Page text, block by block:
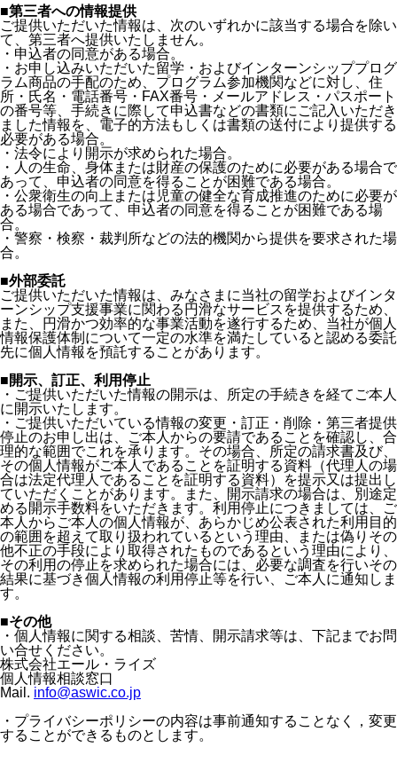
■第三者への情報提供
ご提供いただいた情報は、次のいずれかに該当する場合を除い
て、第三者へ提供いたしません。
・申込者の同意がある場合。
・お申し込みいただいた留学・およびインターンシッププログ
ラム商品の手配のため、プログラム参加機関などに対し、住
所・氏名・電話番号・FAX番号・メールアドレス・パスポート
の番号等、手続きに際して申込書などの書類にご記入いただき
ました情報を、電子的方法もしくは書類の送付により提供する
必要がある場合。
・法令により開示が求められた場合。
・人の生命、身体または財産の保護のために必要がある場合で
あって、申込者の同意を得ることが困難である場合。
・公衆衛生の向上または児童の健全な育成推進のために必要が
ある場合であって、申込者の同意を得ることが困難である場
合。
・警察・検察・裁判所などの法的機関から提供を要求された場
合。
■外部委託
ご提供いただいた情報は、みなさまに当社の留学およびインタ
ーンシップ支援事業に関わる円滑なサービスを提供するため、
また、円滑かつ効率的な事業活動を遂行するため、当社が個人
情報保護体制について一定の水準を満たしていると認める委託
先に個人情報を預託することがあります。
■開示、訂正、利用停止
・ご提供いただいた情報の開示は、所定の手続きを経てご本人
に開示いたします。
・ご提供いただいている情報の変更・訂正・削除・第三者提供
停止のお申し出は、ご本人からの要請であることを確認し、合
理的な範囲でこれを承ります。その場合、所定の請求書及び、
その個人情報がご本人であることを証明する資料（代理人の場
合は法定代理人であることを証明する資料）を提示又は提出し
ていただくことがあります。また、開示請求の場合は、別途定
める開示手数料をいただきます。利用停止につきましては、ご
本人からご本人の個人情報が、あらかじめ公表された利用目的
の範囲を超えて取り扱われているという理由、または偽りその
他不正の手段により取得されたものであるという理由により、
その利用の停止を求められた場合には、必要な調査を行いその
結果に基づき個人情報の利用停止等を行い、ご本人に通知しま
す。
■その他
・個人情報に関する相談、苦情、開示請求等は、下記までお問
い合せください。
株式会社エール・ライズ
個人情報相談窓口
Mail. info@aswic.co.jp
・プライバシーポリシーの内容は事前通知することなく，変更
することができるものとします。